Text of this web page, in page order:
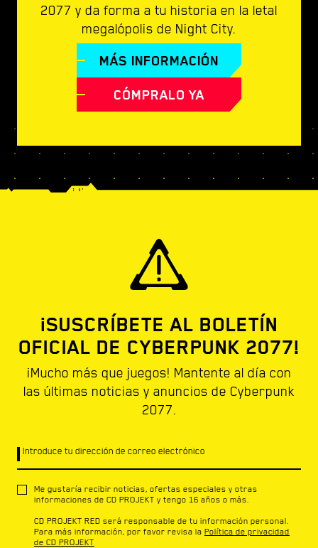
2077 y da forma a tu historia en la letal
megalópolis de Night City.
MÁS INFORMACIÓN
CÓMPRALO YA
¡SUSCRÍBETE AL BOLETÍN
OFICIAL DE CYBERPUNK 2077!
¡Mucho más que juegos! Mantente al día con
las últimas noticias y anuncios de Cyberpunk
2077.
Introduce tu dirección de correo electrónico
Me gustaría recibir noticias, ofertas especiales y otras
informaciones de CD PROJEKT y tengo 16 años o más.
CD PROJEKT RED será responsable de tu información personal.
Para más información, por favor revisa la Política de privacidad
de CD PROJEKT